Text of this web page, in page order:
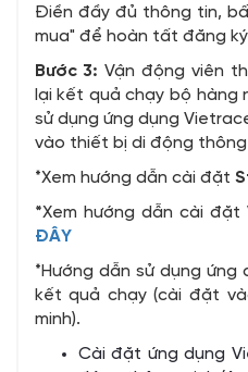
Điền đầy đủ thông tin,
mua" để hoàn tất đăng
Bước 3: Vận động viên
lại kết quả chạy bộ hàng
sử dụng ứng dụng
vào thiết bị di động thông
*Xem hướng dẫn cài đặt
*Xem hướng dẫn cài đặt
ĐÂY
*Hướng dẫn sử dụng ứng
kết quả chạy (cài đặt
minh).
Cài đặt ứng dụng